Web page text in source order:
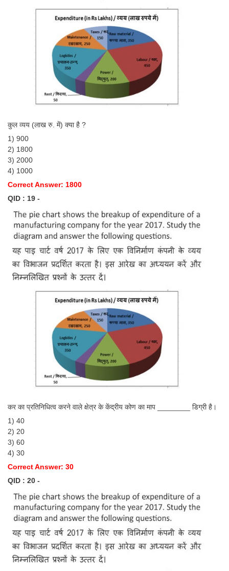
कुल व्यय (लाख रु. में) क्या है ?
1) 900
2) 1800
3) 2000
4) 1000
Correct Answer: 1800
QID : 19 -
कर का प्रतिनिधित्व करने वाले क्षेत्र के केंद्रीय कोण का माप ________ डिग्री है।
1) 40
2) 20
3) 60
4) 30
Correct Answer: 30
QID : 20 -